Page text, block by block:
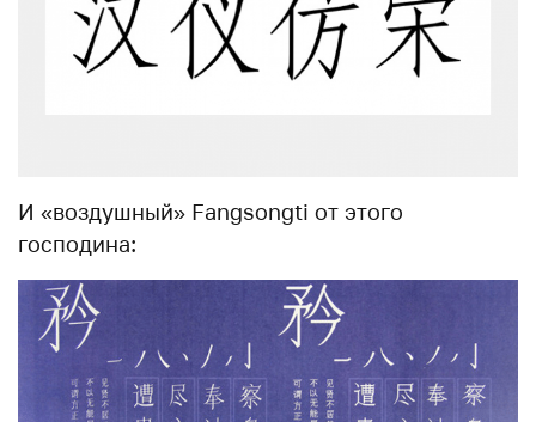
И «воздушный» Fangsongti от этого
господина: